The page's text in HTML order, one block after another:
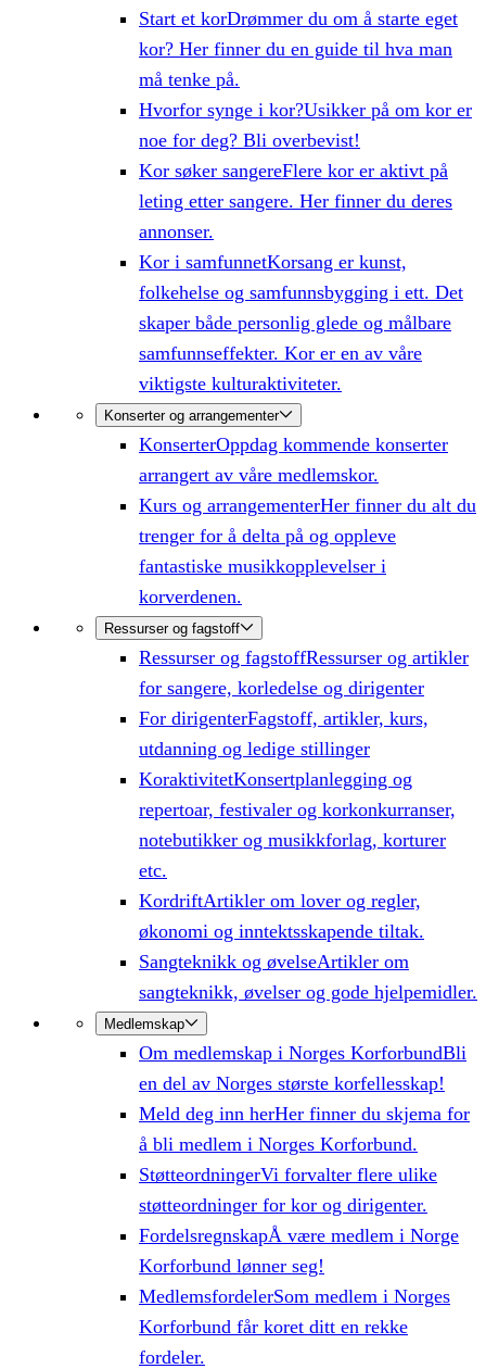
Start et korDrømmer du om å starte eget
kor? Her finner du en guide til hva man
må tenke på.
Hvorfor synge i kor?Usikker på om kor er
noe for deg? Bli overbevist!
Kor søker sangereFlere kor er aktivt på
leting etter sangere. Her finner du deres
annonser.
Kor i samfunnetKorsang er kunst,
folkehelse og samfunnsbygging i ett. Det
skaper både personlig glede og målbare
samfunnseffekter. Kor er en av våre
viktigste kulturaktiviteter.
Konserter og arrangementer
KonserterOppdag kommende konserter
arrangert av våre medlemskor.
Kurs og arrangementerHer finner du alt du
trenger for å delta på og oppleve
fantastiske musikkopplevelser i
korverdenen.
Ressurser og fagstoff
Ressurser og fagstoffRessurser og artikler
for sangere, korledelse og dirigenter
For dirigenterFagstoff, artikler, kurs,
utdanning og ledige stillinger
KoraktivitetKonsertplanlegging og
repertoar, festivaler og korkonkurranser,
notebutikker og musikkforlag, korturer
etc.
KordriftArtikler om lover og regler,
økonomi og inntektsskapende tiltak.
Sangteknikk og øvelseArtikler om
sangteknikk, øvelser og gode hjelpemidler.
Medlemskap
Om medlemskap i Norges KorforbundBli
en del av Norges største korfellesskap!
Meld deg inn herHer finner du skjema for
å bli medlem i Norges Korforbund.
StøtteordningerVi forvalter flere ulike
støtteordninger for kor og dirigenter.
FordelsregnskapÅ være medlem i Norge
Korforbund lønner seg!
MedlemsfordelerSom medlem i Norges
Korforbund får koret ditt en rekke
fordeler.